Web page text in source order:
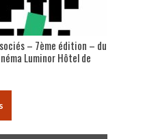
– 7ème édition – du
Luminor Hôtel de